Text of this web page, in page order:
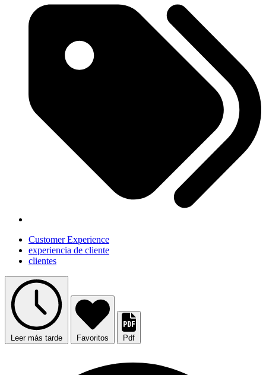
Customer Experience
experiencia de cliente
clientes
Leer más tarde Favoritos Pdf